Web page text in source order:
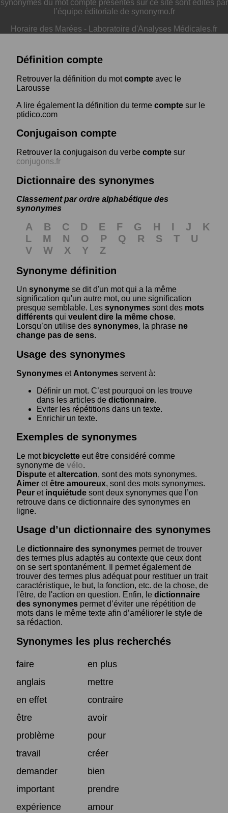
synonymes du mot compte présentés sur ce site sont édités par
l’équipe éditoriale de synonymo.fr
Horaire des Marées - Laboratoire d'Analyses Médicales.fr
Définition compte
Retrouver la définition du motcompte avec le
Larousse
A lire également la définition du terme compte sur le
ptidico.com
Conjugaison compte
Retrouver la conjugaison du verbe compte sur
conjugons.fr
Dictionnaire des synonymes
Classement par ordre alphabétique des
synonymes
A B C D E F G H I J
K
L
M N O P Q R S T
U
V
W X Y
Z
Synonyme définition
Un synonyme se dit d'un mot qui a la même
signification qu'un autre mot, ou une signification
presque semblable. Les synonymes sont des mots
différents qui veulent dire la même chose.
Lorsqu’on utilise des synonymes, la phrase ne
change pas de sens.
Usage des synonymes
Synonymes et Antonymes servent à:
Définir un mot. C’est pourquoi on les trouve
dans les articles de dictionnaire.
Eviter les répétitions dans un texte.
Enrichir un texte.
Exemples de synonymes
Le mot bicyclette eut être considéré comme
synonyme de vélo.
Dispute etaltercation, sont des mots synonymes.
Aimer etêtre amoureux, sont des mots synonymes.
Peur et inquiétude sont deux synonymes que l’on
retrouve dans ce dictionnaire des synonymes en
ligne.
Usage d’un dictionnaire des synonymes
Le dictionnaire des synonymes permet de trouver
des termes plus adaptés au contexte que ceux dont
on se sert spontanément. Il permet également de
trouver des termes plus adéquat pour restituer un trait
caractéristique, le but, la fonction, etc. de la chose, de
l'être, de l'action en question. Enfin, le dictionnaire
des synonymes permet d’éviter une répétition de
mots dans le même texte afin d’améliorer le style de
sa rédaction.
Synonymes les plus recherchés
faire
en plus
anglais
mettre
en effet
contraire
être
avoir
problème
pour
travail
créer
demander
bien
important
prendre
expérience
amour